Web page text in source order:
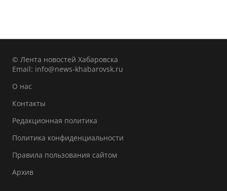
© Лента новостей Хабаровска
Email: info@news-khabarovsk.ru
О нас
Контакты
Редакционная политика
Политика конфиденциальности
Правила пользования сайтом
Архив